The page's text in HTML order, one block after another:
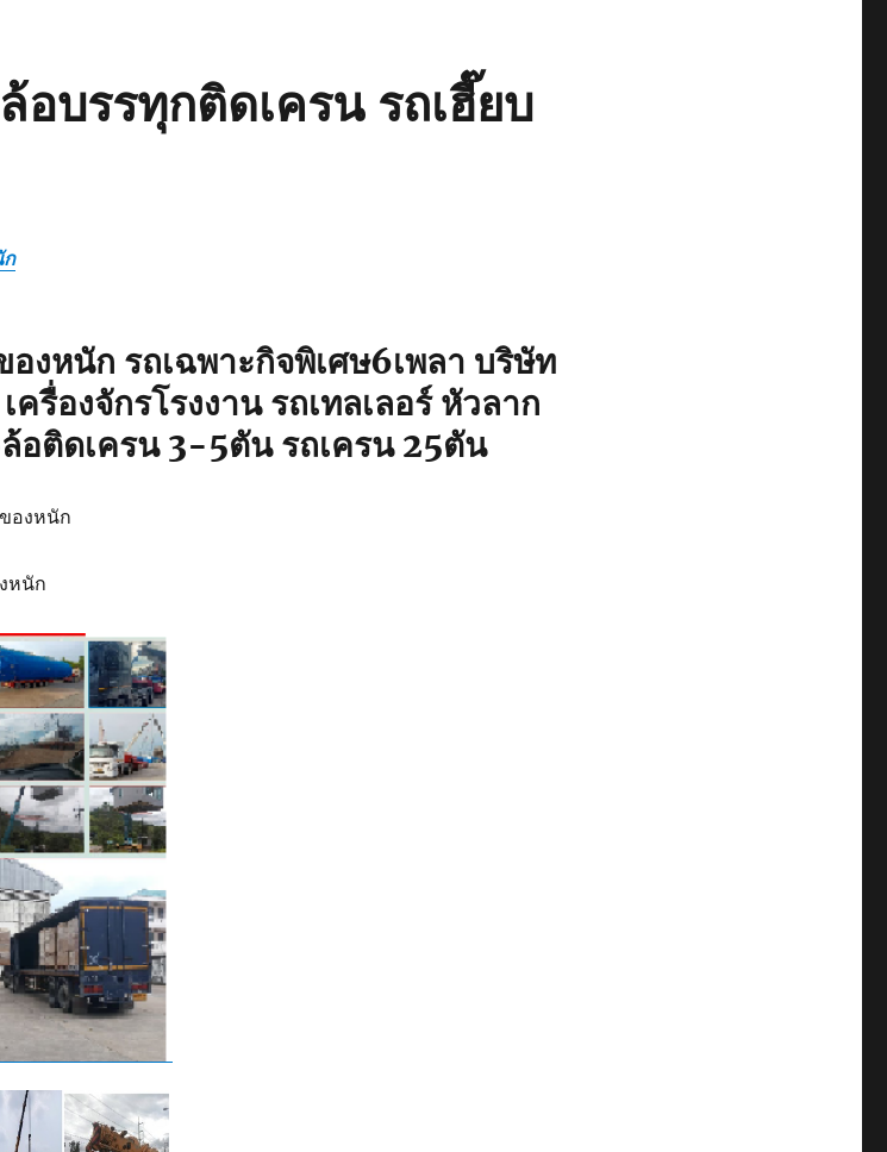
อบรรทุกติดเครน รถเฮี๊ยบ
ก
องหนัก รถเฉพาะกิจพิเศษ6เพลา บริษัท
ครื่องจักรโรงงาน รถเทลเลอร์ หัวลาก
อติดเครน 3-5ตัน รถเครน 25ตัน
องหนัก
หนัก